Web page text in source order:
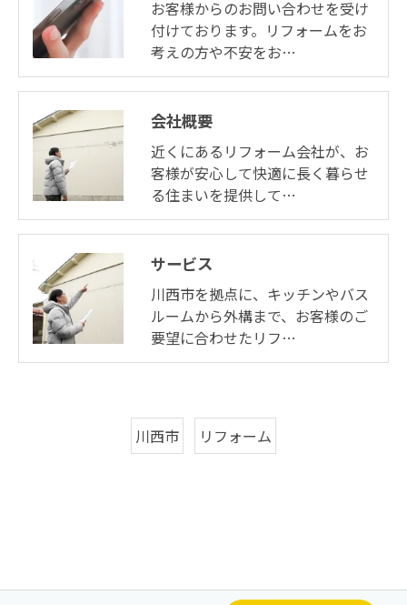
お客様からのお問い合わせを受け
付けております。リフォームをお
考えの方や不安をお…
会社概要
近くにあるリフォーム会社が、お
客様が安心して快適に長く暮らせ
る住まいを提供して…
サービス
川西市を拠点に、キッチンやバス
ルームから外構まで、お客様のご
要望に合わせたリフ…
川西市 リフォーム